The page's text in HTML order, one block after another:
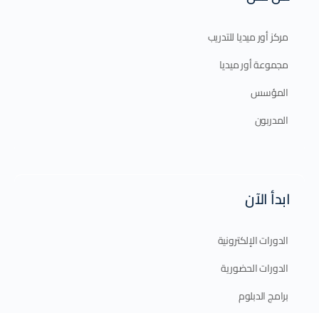
مركز أور ميديا للتدريب
مجموعة أور ميديا
المؤسس
المدربون
ابدأ الآن
الدورات الإلكترونية
الدورات الحضورية
برامج الدبلوم